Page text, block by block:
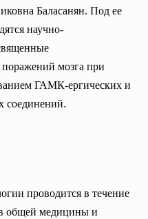
Баласанян. Под ее
научно-
мозга при
ГАМК-ергических и
соединений.
проводится в течение
общей медицины и